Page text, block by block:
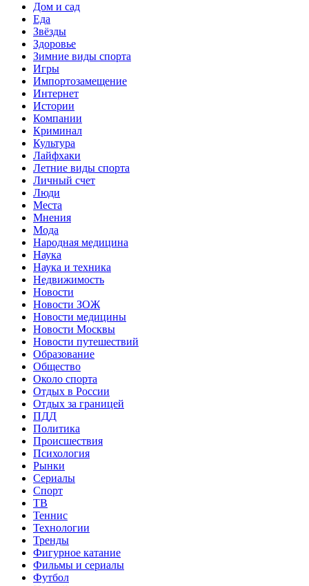
Дом и сад
Еда
Звёзды
Здоровье
Зимние виды спорта
Игры
Импортозамещение
Интернет
Истории
Компании
Криминал
Культура
Лайфхаки
Летние виды спорта
Личный счет
Люди
Места
Мнения
Мода
Народная медицина
Наука
Наука и техника
Недвижимость
Новости
Новости ЗОЖ
Новости медицины
Новости Москвы
Новости путешествий
Образование
Общество
Около спорта
Отдых в России
Отдых за границей
ПДД
Политика
Происшествия
Психология
Рынки
Сериалы
Спорт
ТВ
Теннис
Технологии
Тренды
Фигурное катание
Фильмы и сериалы
Футбол